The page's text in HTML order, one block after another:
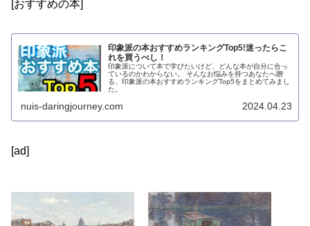
[おすすめの本]
印象派の本おすすめランキングTop5!迷ったらこ
れを買うべし！
印象派について本で学びたいけど、どんな本が自分に合っ
ているのかわからない。 そんなお悩みを持つあなたへ贈
る、印象派の本おすすめランキングTop5をまとめてみまし
た。
nuis-daringjourney.com 2024.04.23
[ad]